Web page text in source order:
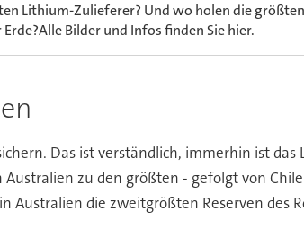
Lithium-Zulieferer? Und wo holen die
Bilder und Infos finden Sie hier.
Das ist verständlich, immerhin ist
zu den größten - gefolgt von
die zweitgrößten Reserven des